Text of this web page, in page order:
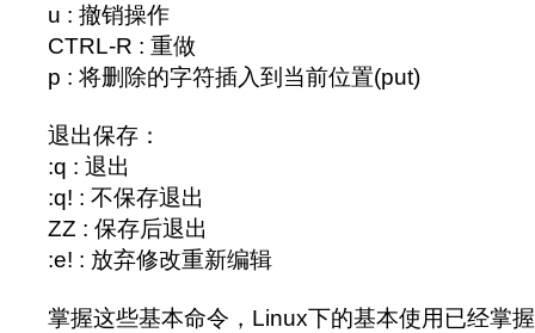
u : 撤销操作
CTRL-R : 重做
p : 将删除的字符插入到当前位置(put)
退出保存：
:q : 退出
:q! : 不保存退出
ZZ : 保存后退出
:e! : 放弃修改重新编辑
掌握这些基本命令，Linux下的基本使用已经掌